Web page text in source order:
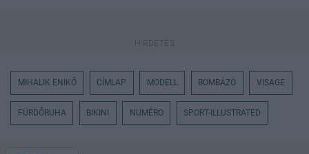
MIHALIK ENIKŐ CÍMLAP MODELL BOMBÁZÓ VISAGE
FÜRDŐRUHA BIKINI NUMÉRO SPORT-ILLUSTRATED